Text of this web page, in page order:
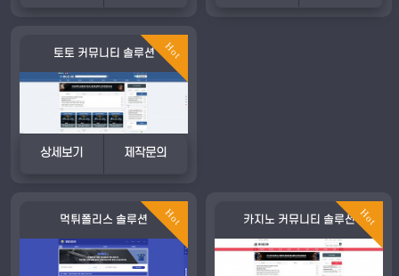
Hot
토토 커뮤니티 솔루션
상세보기 제작문의
Hot
먹튀폴리스 솔루션 Hot
카지노 커뮤니티 솔루션